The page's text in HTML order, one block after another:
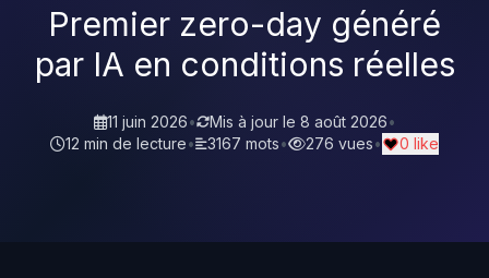
Premier zero-day généré
par IA en conditions réelles
11 juin 2026• Mis à jour le 8 août 2026•
12 min de lecture• 3167 mots• 276 vues• 0 like